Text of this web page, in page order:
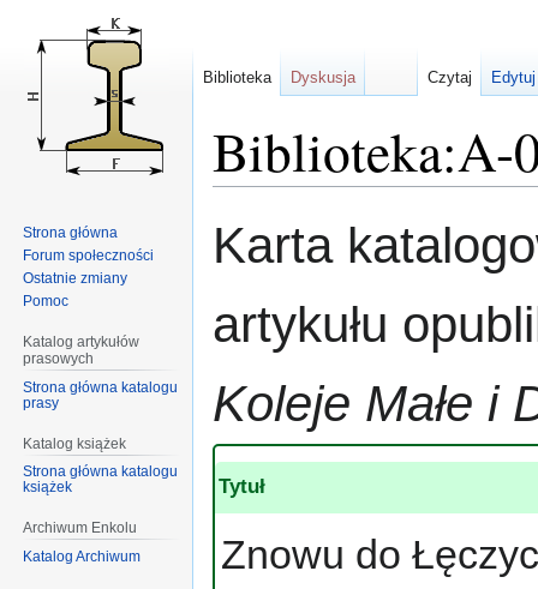
Biblioteka:A-
do
do
Karta
artykułu
Koleje Małe i
Tytuł
Znowu do
Biblioteka Dyskusja Czytaj
Strona główna
Forum społeczności
Ostatnie zmiany
Pomoc
Katalog artykułów
prasowych
Strona główna katalogu
prasy
Katalog książek
Strona główna katalogu
książek
Archiwum Enkolu
Katalog Archiwum